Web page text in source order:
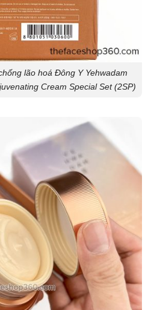
lão hoá Đông Y Yehwadam
Cream Special Set (2SP)